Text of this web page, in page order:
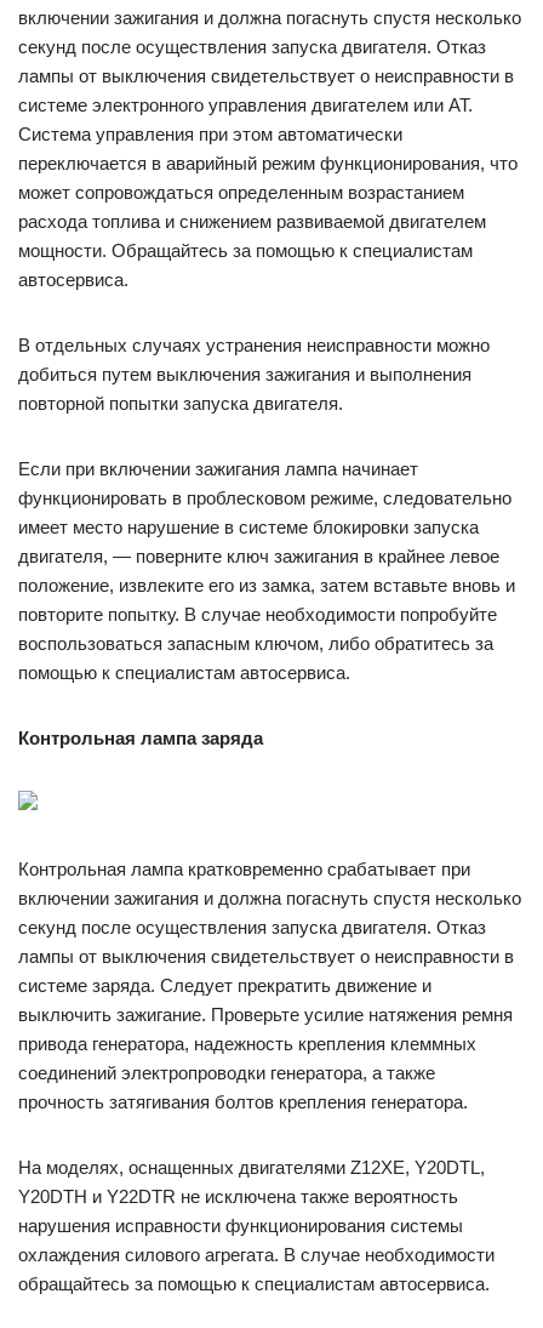
включении зажигания и должна погаснуть спустя несколько
секунд после осуществления запуска двигателя. Отказ
лампы от выключения свидетельствует о неисправности в
системе электронного управления двигателем или АТ.
Система управления при этом автоматически
переключается в аварийный режим функционирования, что
может сопровождаться определенным возрастанием
расхода топлива и снижением развиваемой двигателем
мощности. Обращайтесь за помощью к специалистам
автосервиса.
В отдельных случаях устранения неисправности можно
добиться путем выключения зажигания и выполнения
повторной попытки запуска двигателя.
Если при включении зажигания лампа начинает
функционировать в проблесковом режиме, следовательно
имеет место нарушение в системе блокировки запуска
двигателя, — поверните ключ зажигания в крайнее левое
положение, извлеките его из замка, затем вставьте вновь и
повторите попытку. В случае необходимости попробуйте
воспользоваться запасным ключом, либо обратитесь за
помощью к специалистам автосервиса.
Контрольная лампа заряда
Контрольная лампа кратковременно срабатывает при
включении зажигания и должна погаснуть спустя несколько
секунд после осуществления запуска двигателя. Отказ
лампы от выключения свидетельствует о неисправности в
системе заряда. Следует прекратить движение и
выключить зажигание. Проверьте усилие натяжения ремня
привода генератора, надежность крепления клеммных
соединений электропроводки генератора, а также
прочность затягивания болтов крепления генератора.
На моделях, оснащенных двигателями Z12XE, Y20DTL,
Y20DTH и Y22DTR не исключена также вероятность
нарушения исправности функционирования системы
охлаждения силового агрегата. В случае необходимости
обращайтесь за помощью к специалистам автосервиса.